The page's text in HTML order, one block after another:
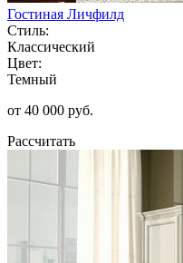
Гостиная Личфилд
Стиль:
Классический
Цвет:
Темный
от 40 000 руб.
Рассчитать